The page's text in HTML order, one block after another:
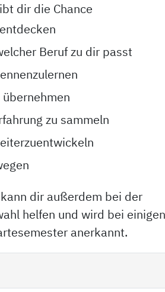
dir die Chance
Beruf zu dir passt
zu sammeln
dir außerdem bei der
helfen und wird bei einigen
anerkannt.